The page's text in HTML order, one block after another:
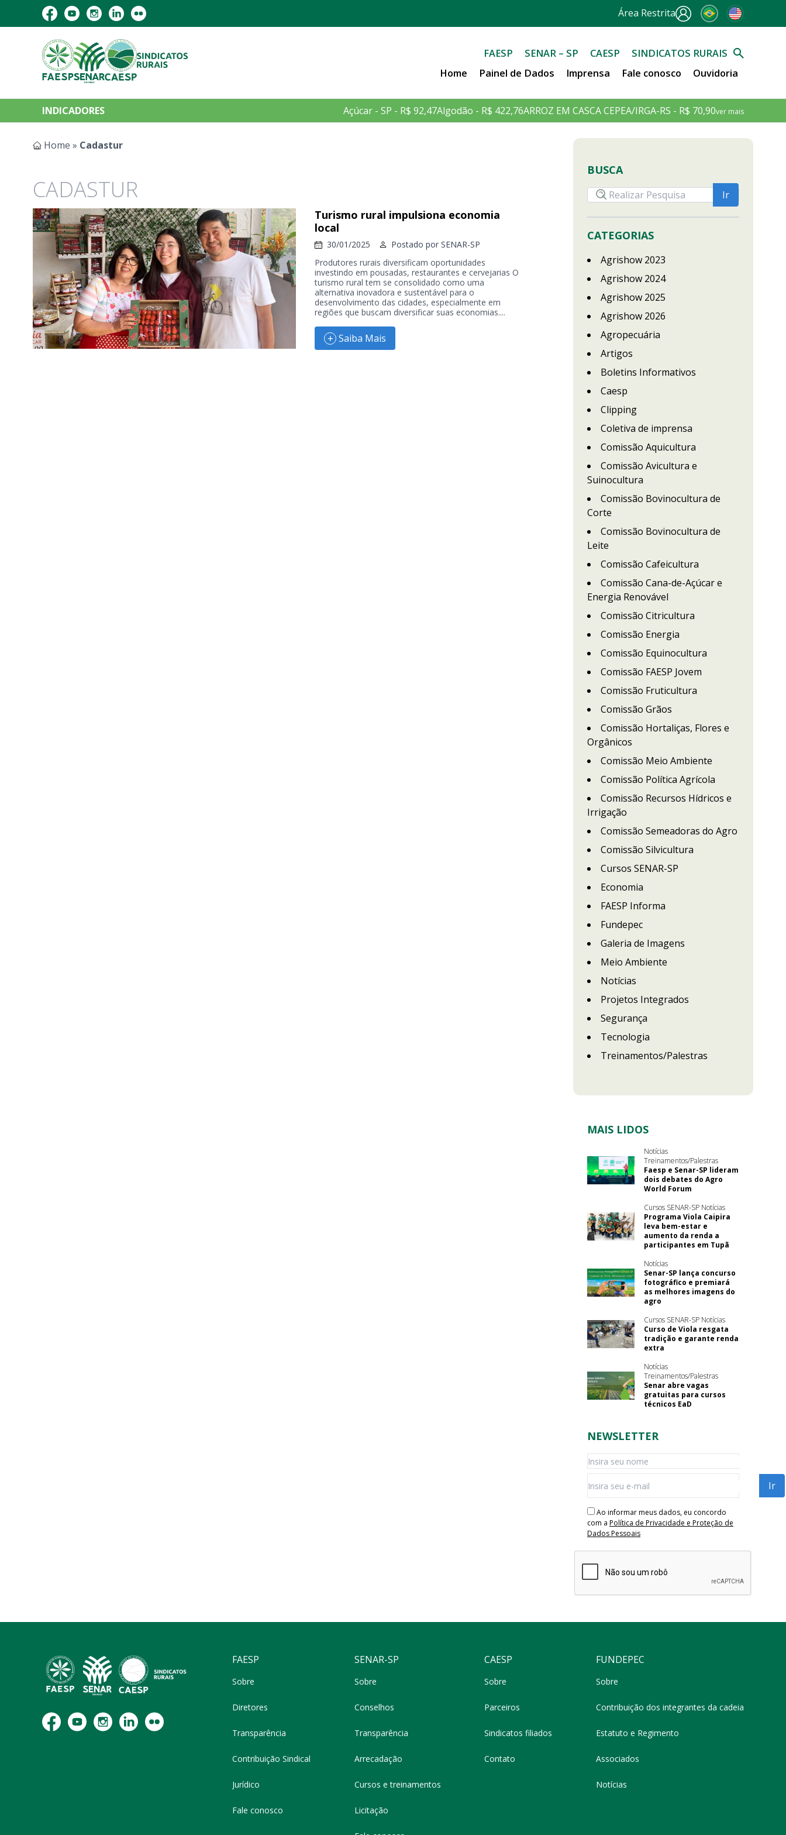
Área Restrita
FAESP SENAR – SP CAESP
SINDICATOS RURAIS
Home
Painel de Dados Imprensa Fale conosco Ouvidoria
INDICADORES Açúcar - SP - R$ 92,47Algodão - R$ 422,76ARROZ EM CASCA CEPEA/IRGA-RS - R$ 70,90ver mais
Home » Cadastur
CADASTUR
Turismo rural impulsiona economia
local
30/01/2025 Postado por SENAR-SP
Produtores rurais diversificam oportunidades
investindo em pousadas, restaurantes e cervejarias O
turismo rural tem se consolidado como uma
alternativa inovadora e sustentável para o
desenvolvimento das cidades, especialmente em
regiões que buscam diversificar suas economias....
Saiba Mais
BUSCA
CATEGORIAS
Agrishow 2023
Agrishow 2024
Agrishow 2025
Agrishow 2026
Agropecuária
Artigos
Boletins Informativos
Caesp
Clipping
Coletiva de imprensa
Comissão Aquicultura
Comissão Avicultura e
Suinocultura
Comissão Bovinocultura de
Corte
Comissão Bovinocultura de
Leite
Comissão Cafeicultura
Comissão Cana-de-Açúcar e
Energia Renovável
Comissão Citricultura
Comissão Energia
Comissão Equinocultura
Comissão FAESP Jovem
Comissão Fruticultura
Comissão Grãos
Comissão Hortaliças, Flores e
Orgânicos
Comissão Meio Ambiente
Comissão Política Agrícola
Comissão Recursos Hídricos e
Irrigação
Comissão Semeadoras do Agro
Comissão Silvicultura
Cursos SENAR-SP
Economia
FAESP Informa
Fundepec
Galeria de Imagens
Meio Ambiente
Notícias
Projetos Integrados
Segurança
Tecnologia
Treinamentos/Palestras
MAIS LIDOS
Notícias
Treinamentos/Palestras
Faesp e Senar-SP lideram
dois debates do Agro
World Forum
Cursos SENAR-SP Notícias
Programa Viola Caipira
leva bem-estar e
aumento da renda a
participantes em Tupã
Notícias
Senar-SP lança concurso
fotográfico e premiará
as melhores imagens do
agro
Cursos SENAR-SP Notícias
Curso de Viola resgata
tradição e garante renda
extra
Notícias
Treinamentos/Palestras
Senar abre vagas
gratuitas para cursos
técnicos EaD
NEWSLETTER
Ao informar meus dados, eu concordo
com a Política de Privacidade e Proteção de
Dados Pessoais
FAESP
Sobre
Diretores
Transparência
Contribuição Sindical
Jurídico
Fale conosco
SENAR-SP
Sobre
Conselhos
Transparência
Arrecadação
Cursos e treinamentos
Licitação
CAESP
Sobre
Parceiros
Sindicatos filiados
Contato
FUNDEPEC
Sobre
Contribuição dos integrantes da cadeia
Estatuto e Regimento
Associados
Notícias